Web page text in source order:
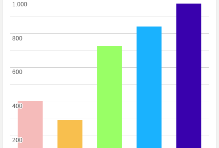
200
200
400
400
600
600
800
800
1.000
1.000